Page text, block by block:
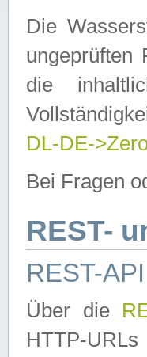
Die
ungeprüften
die
DL-DE-
Bei Fragen
REST-
REST-API
Über die
HTTP-